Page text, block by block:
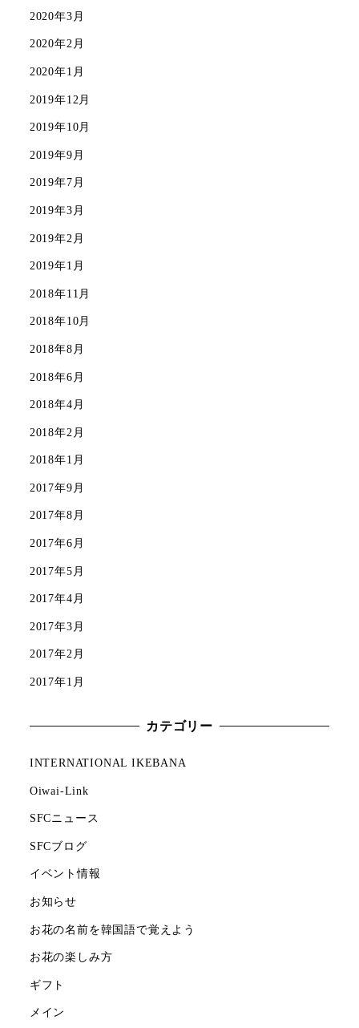
2020年3月
2020年2月
2020年1月
2019年12月
2019年10月
2019年9月
2019年7月
2019年3月
2019年2月
2019年1月
2018年11月
2018年10月
2018年8月
2018年6月
2018年4月
2018年2月
2018年1月
2017年9月
2017年8月
2017年6月
2017年5月
2017年4月
2017年3月
2017年2月
2017年1月
カテゴリー
INTERNATIONAL IKEBANA
Oiwai-Link
SFCニュース
SFCブログ
イベント情報
お知らせ
お花の名前を韓国語で覚えよう
お花の楽しみ方
ギフト
メイン